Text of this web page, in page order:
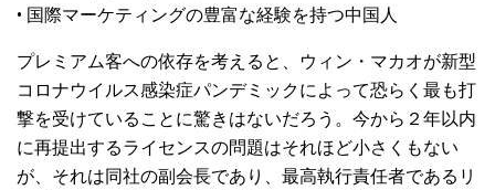
• 国際マーケティングの豊富な経験を持つ中国人
プレミアム客への依存を考えると、ウィン・マカオが新型
コロナウイルス感染症パンデミックによって恐らく最も打
撃を受けていることに驚きはないだろう。今から２年以内
に再提出するライセンスの問題はそれほど小さくもない
が、それは同社の副会長であり、最高執行責任者であるリ